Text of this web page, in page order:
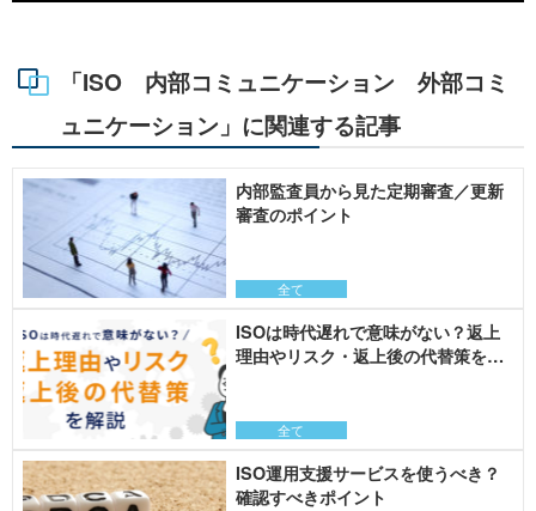
「ISO 内部コミュニケーション 外部コミ
ュニケーション」に関連する記事
全て
内部監査員から見た定期審査／更新
審査のポイント
全て
ISOは時代遅れで意味がない？返上
理由やリスク・返上後の代替策を解
ISO運用支援サービスを使うべき？
確認すべきポイント